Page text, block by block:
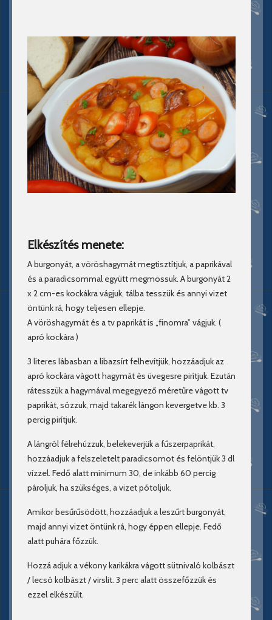
Elkészítés menete:
A burgonyát, a vöröshagymát megtisztítjuk, a paprikával
és a paradicsommal együtt megmossuk. A burgonyát 2
x 2 cm-es kockákra vágjuk, tálba tesszük és annyi vizet
öntünk rá, hogy teljesen ellepje.
A vöröshagymát és a tv paprikát is „finomra” vágjuk. (
apró kockára )
3 literes lábasban a libazsírt felhevítjük, hozzáadjuk az
apró kockára vágott hagymát és üvegesre pirítjuk. Ezután
rátesszük a hagymával megegyező méretűre vágott tv
paprikát, sózzuk, majd takarék lángon kevergetve kb. 3
percig pirítjuk.
A lángról félrehúzzuk, belekeverjük a fűszerpaprikát,
hozzáadjuk a felszeletelt paradicsomot és felöntjük 3 dl
vízzel. Fedő alatt minimum 30, de inkább 60 percig
pároljuk, ha szükséges, a vizet pótoljuk.
Amikor besűrűsödött, hozzáadjuk a leszűrt burgonyát,
majd annyi vizet öntünk rá, hogy éppen ellepje. Fedő
alatt puhára főzzük.
Hozzá adjuk a vékony karikákra vágott sütnivaló kolbászt
/ lecsó kolbászt / virslit. 3 perc alatt összefőzzük és
ezzel elkészült.